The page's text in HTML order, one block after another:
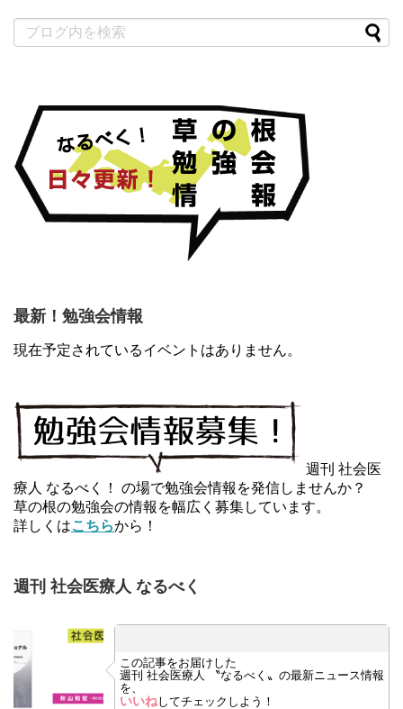
最新！勉強会情報
現在予定されているイベントはありません。
週刊 社会医
療人 なるべく！ の場で勉強会情報を発信しませんか？
草の根の勉強会の情報を幅広く募集しています。
詳しくはこちらから！
週刊 社会医療人 なるべく
この記事をお届けした
週刊 社会医療人 〝なるべく〟の最新ニュース情報
を、
いいねしてチェックしよう！